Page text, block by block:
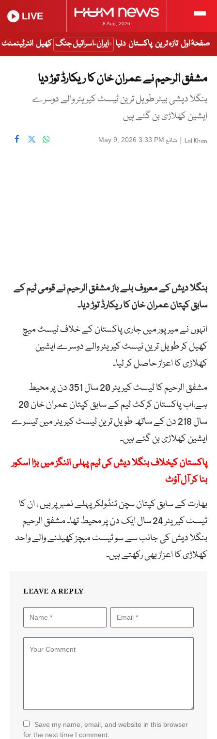
8 Aug, 2026
LIVE
صفحۂ اول تازہ ترین پاکستان دنیا ایران-اسرائیل جنگ کھیل انٹرٹینمنٹ
مشفق الرحیم نے عمران خان کا ریکارڈ توڑ دیا
بنگلا دیشی بیٹر طویل ترین ٹیسٹ کیریئر والے دوسرے
ایشین کھلاڑی بن گئے ہیں
Lal Khan
| شائع May 9, 2026 3:33 PM
بنگلا دیش کے معروف بلے باز مشفق الرحیم نے قومی ٹیم کے
سابق کپتان عمران خان کا ریکارڈ توڑ دیا۔
انہوں نے میرپور میں جاری پاکستان کے خلاف ٹیسٹ میچ
کھیل کر طویل ترین ٹیسٹ کیریئر والے دوسرے ایشین
کھلاڑی کا اعزاز حاصل کر لیا۔
مشفق الرحیم کا ٹیسٹ کیریئر 20 سال 351 دن پر محیط
ہے،اب پاکستان کرکٹ ٹیم کے سابق کپتان عمران خان 20
سال 218 دن کے ساتھ طویل ترین ٹیسٹ کیریئر میں تیسرے
ایشین کھلاڑی بن گئے ہیں۔
پاکستان کیخلاف بنگلا دیش کی ٹیم پہلی اننگز میں بڑا اسکور
بنا کر آل آؤٹ
بھارت کے سابق کپتان سچن ٹنڈولکر پہلے نمبر پر ہیں ، ان کا
ٹیسٹ کیریئر 24 سال ایک دن پر محیط تھا۔ مشفق الرحیم
بنگلا دیش کی جانب سے سو ٹیسٹ میچز کھیلنے والے واحد
کھلاڑی کا اعزاز بھی رکھتے ہیں۔
LEAVE A REPLY
Save my name, email, and website in this browser
for the next time I comment.